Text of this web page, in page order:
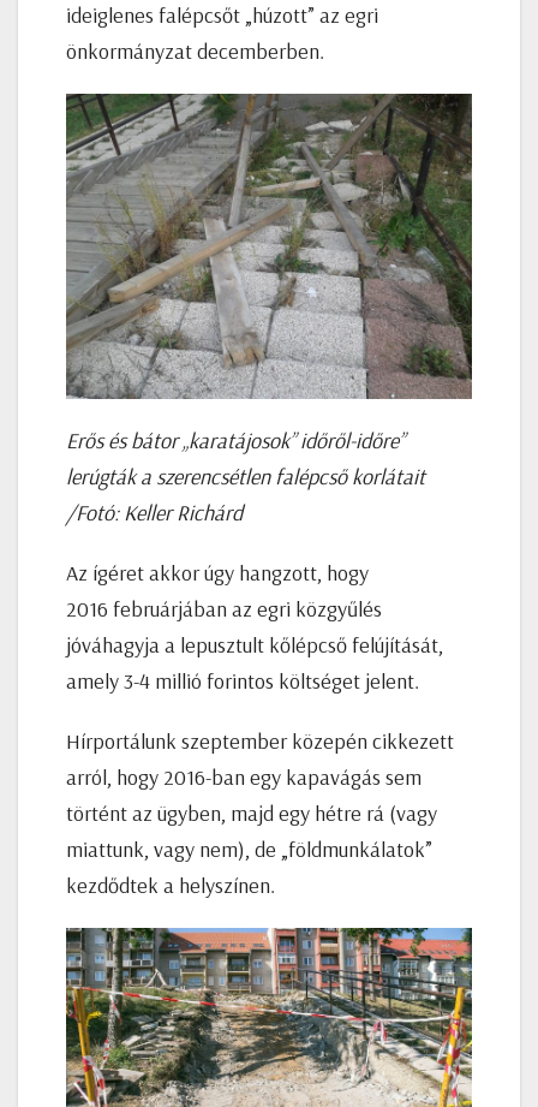
ideiglenes falépcsőt „húzott” az egri
önkormányzat decemberben.
Erős és bátor „karatájosok” időről-időre”
lerúgták a szerencsétlen falépcső korlátait
/Fotó: Keller Richárd
Az ígéret akkor úgy hangzott, hogy
2016 februárjában az egri közgyűlés
jóváhagyja a lepusztult kőlépcső felújítását,
amely 3-4 millió forintos költséget jelent.
Hírportálunk szeptember közepén cikkezett
arról, hogy 2016-ban egy kapavágás sem
történt az ügyben, majd egy hétre rá (vagy
miattunk, vagy nem), de „földmunkálatok”
kezdődtek a helyszínen.